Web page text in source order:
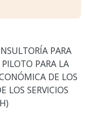
PARA
PARA LA
DE LOS
LOS SERVICIOS